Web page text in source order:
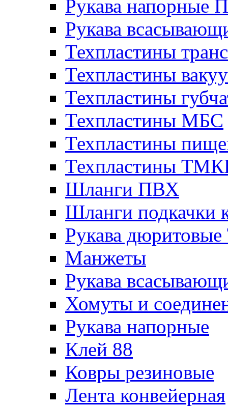
Рукава напорные П
Рукава
Техпластины
Техпластины
Техпластины
Техпластины МБС
Техпластины
Техпластины
Шланги ПВХ
Шланги подкачки
Рукава
Манжеты
Рукава
Хомуты и
Рукава напорные
Клей 88
Ковры резиновые
Лента конвейерная